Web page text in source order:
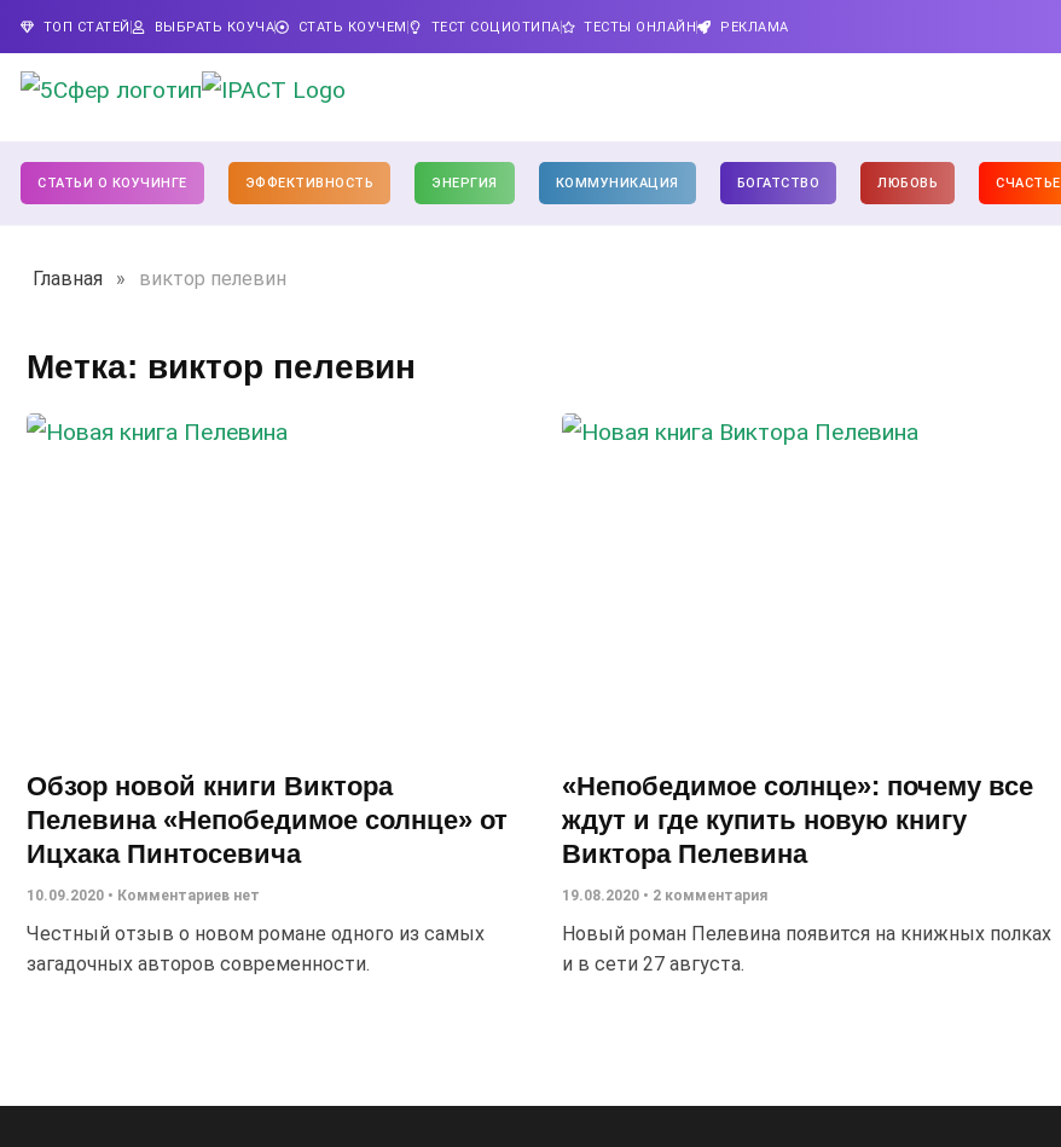
ТОП СТАТЕЙ ВЫБРАТЬ КОУЧА СТАТЬ КОУЧЕМ ТЕСТ СОЦИОТИПА ТЕСТЫ ОНЛАЙН РЕКЛАМА
СТАТЬИ О КОУЧИНГЕ ЭФФЕКТИВНОСТЬ ЭНЕРГИЯ КОММУНИКАЦИЯ БОГАТСТВО ЛЮБОВЬ СЧАСТЬЕ
Главная » виктор пелевин
Метка: виктор пелевин
Обзор новой книги Виктора
Пелевина «Непобедимое солнце» от
Ицхака Пинтосевича
10.09.2020 Комментариев нет
Честный отзыв о новом романе одного из самых
загадочных авторов современности.
«Непобедимое солнце»: почему все
ждут и где купить новую книгу
Виктора Пелевина
19.08.2020 2 комментария
Новый роман Пелевина появится на книжных полках
и в сети 27 августа.